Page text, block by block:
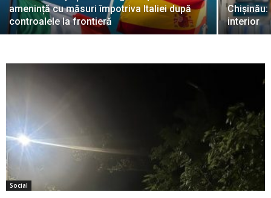
amenință cu măsuri împotriva Italiei după
controalele la frontieră
interior
Social